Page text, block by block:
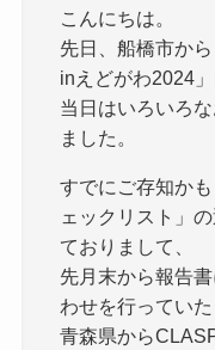
こんにちは。
先日、船橋市か
inえどがわ2024
当日はいろいろ
ました。
すでにご存知か
ェックリスト」
ておりまして、
先月末から報告
わせを行っていた
青森県から